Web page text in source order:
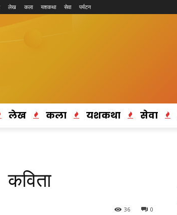
लेख कला यशकथा सेवा पर्यटन
लेख कला यशकथा सेवा
कविता
0
36